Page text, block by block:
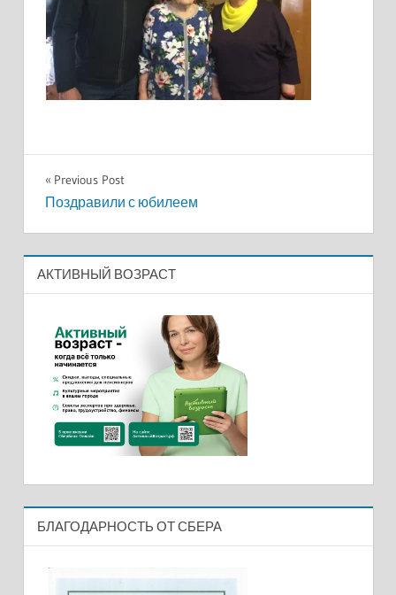
Навигация
по
записям
Previous Post
Поздравили с юбилеем
АКТИВНЫЙ ВОЗРАСТ
БЛАГОДАРНОСТЬ ОТ СБЕРА